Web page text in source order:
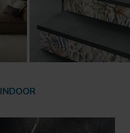
INDOOR